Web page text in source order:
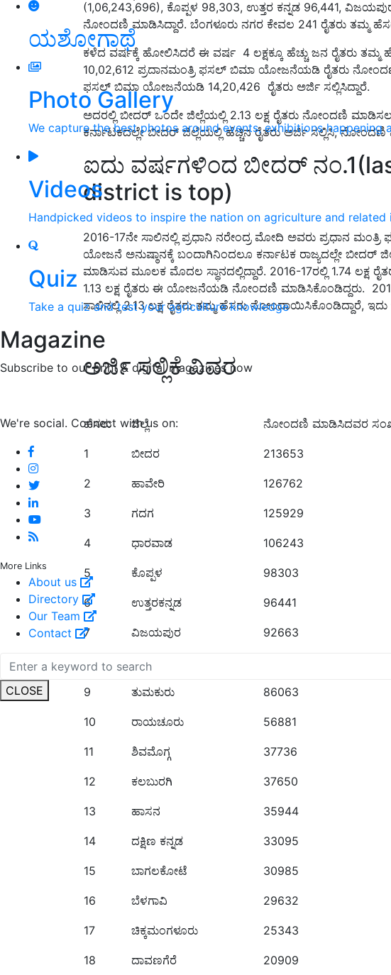
ಯಶೋಗಾಥೆ
Photo Gallery
We capture the best photos around events, exhibitions happening
Videos
Handpicked videos to inspire the nation on agriculture and related
Quiz
Take a quiz and test your agriculture knowledge
Magazine
Subscribe to our print & digital magazines now
We're social. Connect with us on:
More Links
About us
Directory
Our Team
Contact
CLOSE
(1,06,243,696), ಕೊಪ್ಪಳ 98,303, ಉತ್ತರ ಕನ್ನಡ 96,441,
ನೋಂದಣಿ ಮಾಡಿಸಿದ್ದಾರೆ. ಬೆಂಗಳೂರು ನಗರ ಕೇವಲ 241 ರೈತರು ತಮ್ಮ
ಕಳೆದ ವರ್ಷಕ್ಕೆ ಹೋಲಿಸಿದರೆ ಈ ವರ್ಷ 4 ಲಕ್ಷಕ್ಕೂ ಹೆಚ್ಚು ಜನ ರೈತರು
10,02,612 ಪ್ರದಾನಮಂತ್ರಿ ಫಸಲ್‌ ಬಿಮಾ ಯೋಜನೆಯಡಿ ರೈತರು
ಫಸಲ್ ಬಿಮಾ ಯೋಜನೆಯಡಿ 14,20,426 ರೈತರು ಅರ್ಜಿ ಸಲ್ಲಿಸಿದ್ದಾರೆ.
ಅದರಲ್ಲಿ ಬೀದರ್‌ ಒಂದೇ ಜಿಲ್ಲೆಯಲ್ಲಿ 2.13 ಲಕ್ಷ ರೈತರು ನೋಂದಣಿ
ಕರ್ನಾಟಕದಲ್ಲೇ ಬೀದರ್‌ ಜಿಲ್ಲೆಯಲ್ಲಿ ಹೆಚ್ಚಿನ ರೈತರು ಅರ್ಜಿ ಸಲ್ಲಿಸಿ,
ಐದು ವರ್ಷಗಳಿಂದ ಬೀದರ್‌
district is top)
2016-17ನೇ ಸಾಲಿನಲ್ಲಿ ಪ್ರಧಾನಿ ನರೇಂದ್ರ ಮೋದಿ ಅವರು ಪ್ರಧಾನ
ಯೋಜನೆ ಅನುಷ್ಠಾನಕ್ಕೆ ಬಂದಾಗಿನಿಂದಲೂ ಕರ್ನಾಟಕ ರಾಜ್ಯದಲ್ಲೇ ಬೀದರ್‌
ಮಾಡಿಸುವ ಮೂಲಕ ಮೊದಲ ಸ್ಥಾನದಲ್ಲಿದ್ದಾರೆ. 2016-17ರಲ್ಲಿ 1.74 ಲಕ್ಷ
1.13 ಲಕ್ಷ ರೈತರು ಈ ಯೋಜನೆಯಡಿ ನೋಂದಣಿ ಮಾಡಿಸಿಕೊಂಡಿದ್ದರು.
ಸಾಲಿನಲ್ಲಿ 2.13 ಲಕ್ಷ ರೈತರು ತಮ್ಮ ಹೆಸರು ನೋಂದಾಯಿಸಿಕೊಂಡಿದ್ದಾರೆ, ಇದು
ಅರ್ಜಿ ಸಲ್ಲಿಕೆ ವಿವರ
ಹೆಸರು ಜಿಲ್ಲೆ ನೋಂದಣಿ ಮಾಡಿಸಿದವರ
1 ಬೀದರ 213653
2 ಹಾವೇರಿ 126762
3 ಗದಗ 125929
4 ಧಾರವಾಡ 106243
5 ಕೊಪ್ಪಳ 98303
6 ಉತ್ತರಕನ್ನಡ 96441
7 ವಿಜಯಪುರ 92663
8 ಚಿತ್ರದುರ್ಗ
9 ತುಮಕುರು 86063
10 ರಾಯಚೂರು 56881
11 ಶಿವಮೊಗ್ಗ 37736
12 ಕಲಬುರಗಿ 37650
13 ಹಾಸನ 35944
14 ದಕ್ಷಿಣ ಕನ್ನಡ 33095
15 ಬಾಗಲಕೋಟೆ 30985
16 ಬೆಳಗಾವಿ 29632
17 ಚಿಕ್ಕಮಂಗಳೂರು 25343
18 ದಾವಣಗೆರೆ 20909